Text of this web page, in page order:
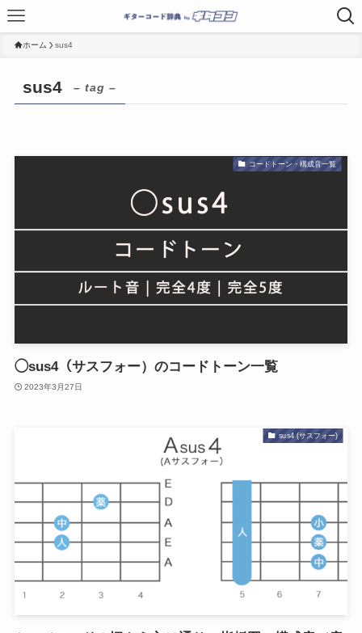
ホーム sus4
sus4 – tag –
コードトーン・構成音一覧
◯sus4（サスフォー）のコードトーン一覧
2023年3月27日
sus4 (サスフォー)